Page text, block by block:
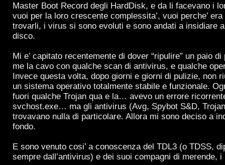
Master Boot Record degli HardDisk, e da li facevano i
vuoi per la loro crescente complessita’, vuoi perche’
trovarli, i virus si sono evoluti e sono andati a insidiare
disco.
Mi e’ capitato recentemente di dover “ripulire” un paio
me la cavo con qualche scan di antivirus, e qualche
Invece questa volta, dopo giorni e giorni di pulizie, non
un sistema operativo totalmente stabile e funzionale.
fuori qualche Trojan qua e la… avevo un errore
svchost.exe… ma gli antivirus (Avg, Spybot S&D,
trovavano nulla di particolare. Allora mi sono deciso a
fondo.
E sono venuto cosi’ a conoscenza del TDL3 (o TDSS,
sempre dall’antivirus) e dei suoi compagni di merende,